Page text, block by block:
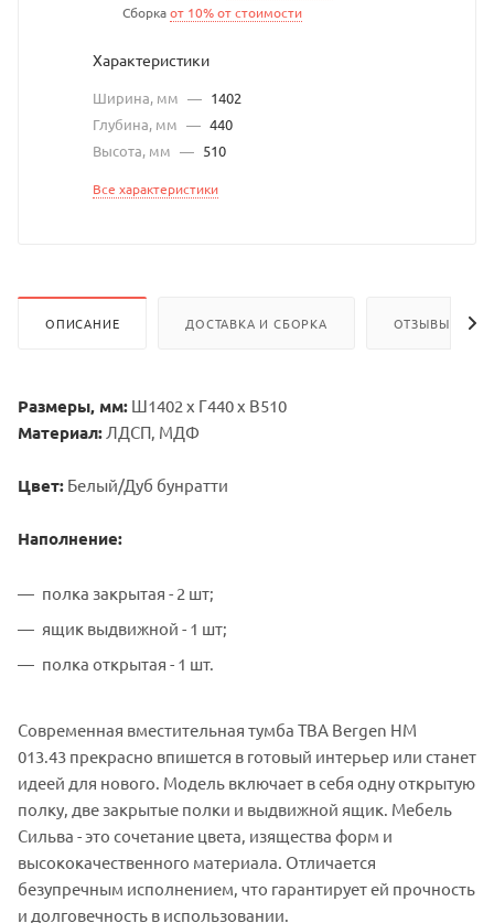
Сборкаот 10% от стоимости
Характеристики
Ширина, мм — 1402
Глубина, мм — 440
Высота, мм — 510
Все характеристики
ОПИСАНИЕ ДОСТАВКА И СБОРКА ОТЗЫВЫ
Размеры, мм: Ш1402 х Г440 х В510
Материал: ЛДСП, МДФ
Цвет: Белый/Дуб бунратти
Наполнение:
полка закрытая - 2 шт;
ящик выдвижной - 1 шт;
полка открытая - 1 шт.
Современная вместительная тумба ТВА Bergen НМ
013.43 прекрасно впишется в готовый интерьер или станет
идеей для нового. Модель включает в себя одну открытую
полку, две закрытые полки и выдвижной ящик. Мебель
Сильва - это сочетание цвета, изящества форм и
высококачественного материала. Отличается
безупречным исполнением, что гарантирует ей прочность
и долговечность в использовании.